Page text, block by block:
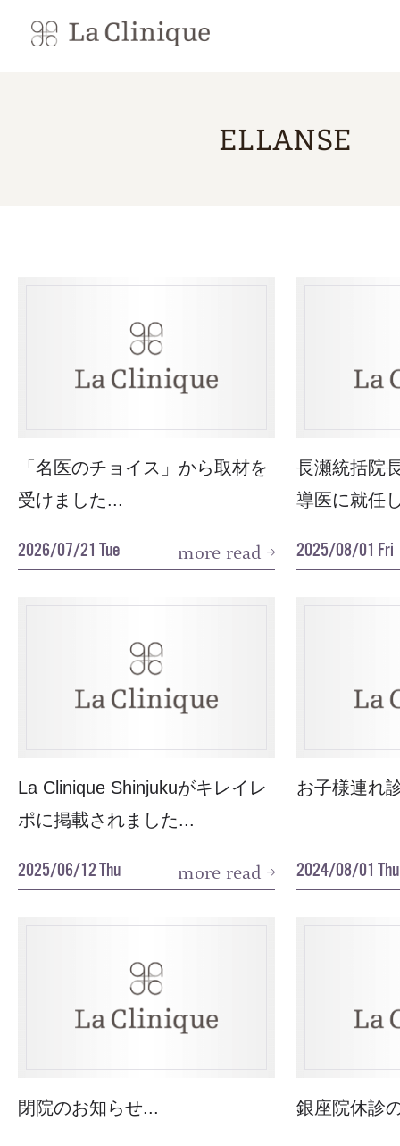
ELLANSE
「名医のチョイス」から取材を
受けました...
2026/07/21 Tue more read
長瀬統括院
導医に就任
2025/08/01 Fri
La Clinique Shinjukuがキレイレ
ポに掲載されました...
2025/06/12 Thu more read
お子様連れ
2024/08/01 Thu
閉院のお知らせ... 銀座院休診